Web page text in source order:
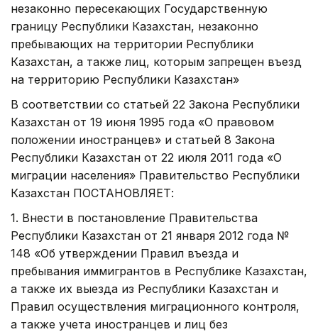
незаконно пересекающих Государственную
границу Республики Казахстан, незаконно
пребывающих на территории Республики
Казахстан, а также лиц, которым запрещен въезд
на территорию Республики Казахстан»
В соответствии со статьей 22 Закона Республики
Казахстан от 19 июня 1995 года «О правовом
положении иностранцев» и статьей 8 Закона
Республики Казахстан от 22 июля 2011 года «О
миграции населения» Правительство Республики
Казахстан ПОСТАНОВЛЯЕТ:
1. Внести в постановление Правительства
Республики Казахстан от 21 января 2012 года №
148 «Об утверждении Правил въезда и
пребывания иммигрантов в Республике Казахстан,
а также их выезда из Республики Казахстан и
Правил осуществления миграционного контроля,
а также учета иностранцев и лиц без